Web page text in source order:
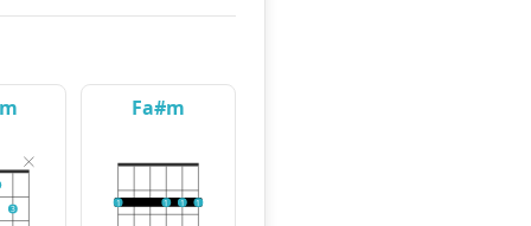
3
Fa#m
1 1 1 1